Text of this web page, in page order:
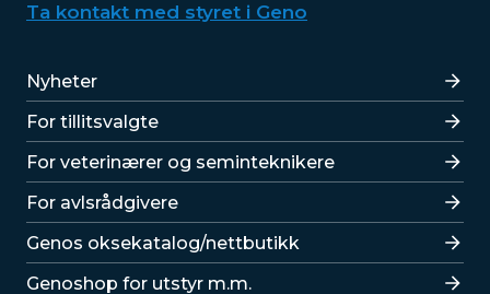
Ta kontakt med styret i Geno
Lenker
Nyheter
For tillitsvalgte
For veterinærer og seminteknikere
For avlsrådgivere
Lenker
Genos oksekatalog/nettbutikk
Genoshop for utstyr m.m.